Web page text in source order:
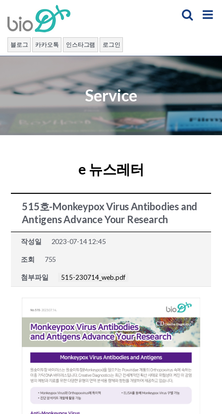
content
블로그 카카오톡 인스타그램 로그인
Service
e 뉴스레터
515호-Monkeypox Virus Antibodies and
Antigens Advance Your Research
작성일 2023-07-14 12:45
조회 755
첨부파일 515-230714_web.pdf